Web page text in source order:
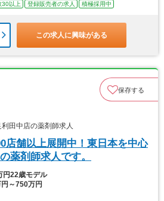
30以上 登録販売者の求人 積極採用中
この求人に興味がある
保存する
田中店の薬剤師求人
店舗以上展開中！東日本を中心
薬剤師求人です。
円22歳モデル
円～750万円